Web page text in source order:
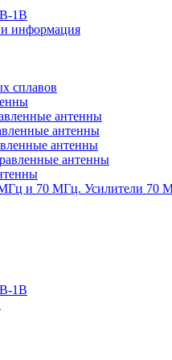
1В
информация
сплавов
антенны
антенны
антенны
антенны
и 70 МГц. Усилители 70
1В